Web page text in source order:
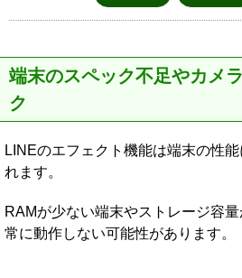
端末のスペック不足やカメ
ク
LINEのエフェクト機能は端末の性
れます。
RAMが少ない端末やストレージ容
常に動作しない可能性があります。